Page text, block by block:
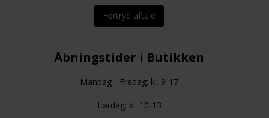
Åbningstider i Butikken
Mandag - Fredag: kl. 9-17
Lørdag: kl. 10-13
Fortryd aftale